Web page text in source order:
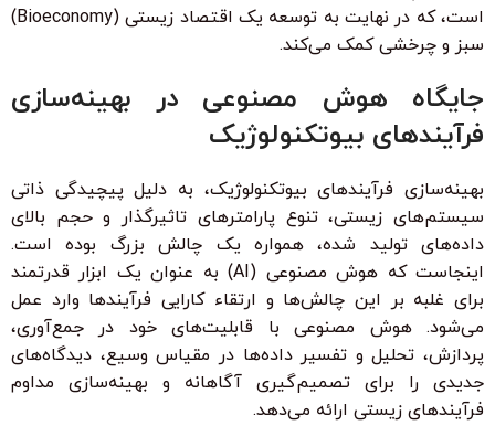
است، که در نهایت به توسعه یک اقتصاد زیستی (Bioeconomy)
سبز و چرخشی کمک می‌کند.
جایگاه هوش مصنوعی در بهینه‌سازی
فرآیندهای بیوتکنولوژیک
بهینه‌سازی فرآیندهای بیوتکنولوژیک، به دلیل پیچیدگی ذاتی
سیستم‌های زیستی، تنوع پارامترهای تاثیرگذار و حجم بالای
داده‌های تولید شده، همواره یک چالش بزرگ بوده است.
اینجاست که هوش مصنوعی (AI) به عنوان یک ابزار قدرتمند
برای غلبه بر این چالش‌ها و ارتقاء کارایی فرآیندها وارد عمل
می‌شود. هوش مصنوعی با قابلیت‌های خود در جمع‌آوری،
پردازش، تحلیل و تفسیر داده‌ها در مقیاس وسیع، دیدگاه‌های
جدیدی را برای تصمیم‌گیری آگاهانه و بهینه‌سازی مداوم
فرآیندهای زیستی ارائه می‌دهد.